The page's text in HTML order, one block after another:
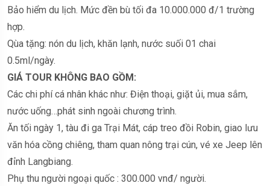
Bảo hiểm du lịch. Mức đền bù tối đa 10.000.000 đ/1 trường
hợp.
Qùa tặng: nón du lịch, khăn lạnh, nước suối 01 chai
0.5ml/ngày.
GIÁ TOUR KHÔNG BAO GỒM:
Các chi phí cá nhân khác như: Điện thoại, giặt ủi, mua sắm,
nước uống…phát sinh ngoài chương trình.
Ăn tối ngày 1, tàu đi ga Trại Mát, cáp treo đồi Robin, giao lưu
văn hóa cồng chiêng, tham quan nông trại cún, vé xe Jeep lên
đỉnh Langbiang.
Phụ thu người ngoại quốc : 300.000 vnđ/ người.